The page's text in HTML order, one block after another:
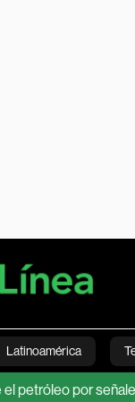
Latinoamérica
Mundo Videos
por señales de